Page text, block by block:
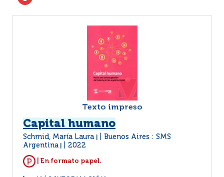
Texto impreso
Capital humano
Schmid, María Laura
Buenos Aires : SMS
Argentina
2022
| En formato papel.